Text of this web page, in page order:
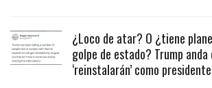
¿Loco de atar? O ¿tiene
golpe de estado? Trump
‘reinstalarán’ como